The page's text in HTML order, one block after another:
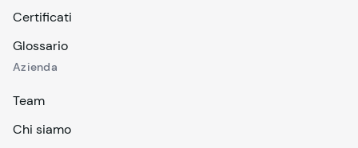
Certificati
Glossario
Azienda
Team
Chi siamo